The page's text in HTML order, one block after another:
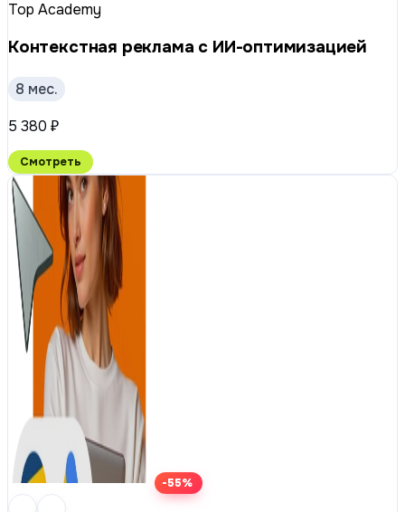
Top Academy
Контекстная реклама с ИИ-оптимизацией
8 мес.
5 380 ₽
Смотреть
-55%